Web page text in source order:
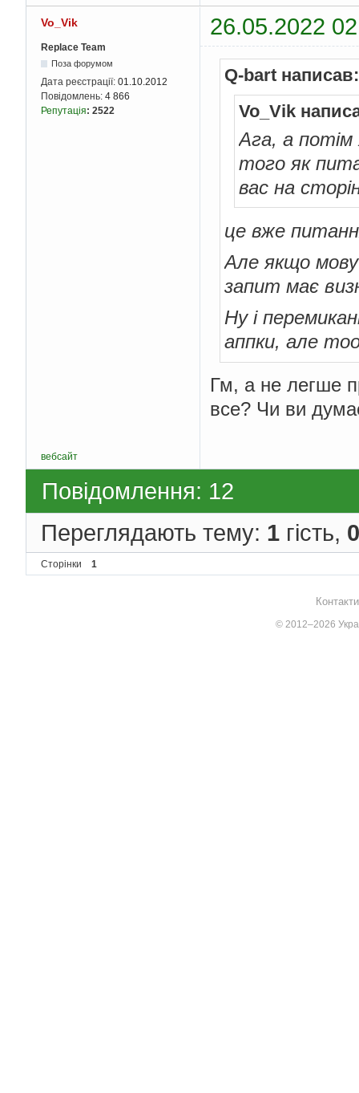
Vo_Vik 26.05.2022
Replace Team
Поза форумом
Дата реєстрації: 01.10.2012
Повідомлень: 4 866
Репутація: 2522
Q-bart написав:
Vo_Vik
Ага, а потім
того як
вас на
це вже
Але якщо
запит має
Ну і
аппки, але
Гм, а не легше
все? Чи ви
вебсайт
Повідомлення: 12
Переглядають тему: 1 гість, 0
Сторінки 1
© 2012–2026